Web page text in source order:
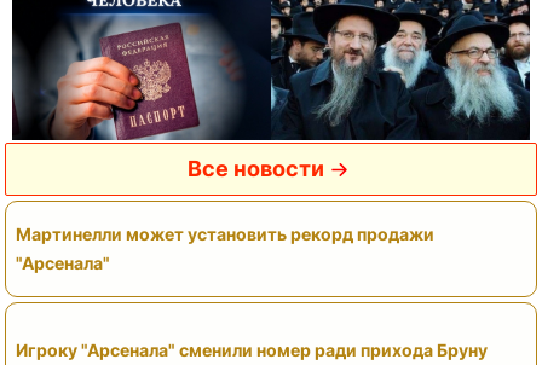
Все новости
Мартинелли может установить рекорд продажи
"Арсенала"
Игроку "Арсенала" сменили номер ради прихода Бруну